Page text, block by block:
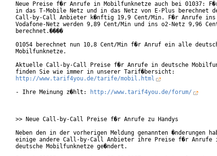
Neue Preise f�r Anrufe in Mobilfunknetze auch bei 01037:
in das T-Mobile Netz und in das Netz von E-Plus berechnet
Call-by-Call Anbieter k�nftig 19,9 Cent/Min. F�r Anrufe ins
Vodafone-Netz werden 9,89 Cent/Min und ins o2-Netz 9,96
berechnet.����
01054 berechnet nun 10,8 Cent/Min f�r Anruf ein alle
Mobilfunknetze.
Aktuelle Call-by-Call Preise f�r Anrufe in deutsche
http://www.tarif4you.de/tarife/mobil.html
- Ihre Meinung z�hlt:
http://www.tarif4you.de/forum/
>> Neue Call-by-Call Preise f�r Anrufe zu Handys
Neben den in der vorherigen Meldung genannten �nderungen
einige andere Call-by-Call Anbieter ihre Preise f�r Anrufe
deutsche Mobilfunknetze ge�ndert.